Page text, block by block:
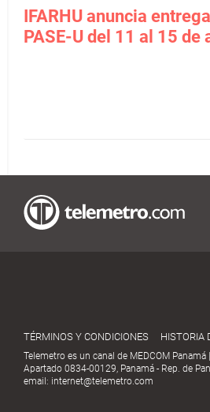
IFARHU anuncia
PASE-U del 11 al 15 de
TÉRMINOS Y CONDICIONES HISTORIA
Telemetro es un canal de MEDCOM
Apartado 0834-00129, Panamá - Rep. de
email: internet@telemetro.com